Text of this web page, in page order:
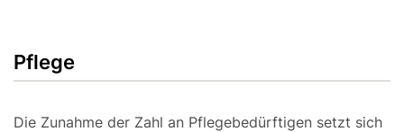
Pflege
Die Zunahme der Zahl an Pflegebedürftigen setzt sich